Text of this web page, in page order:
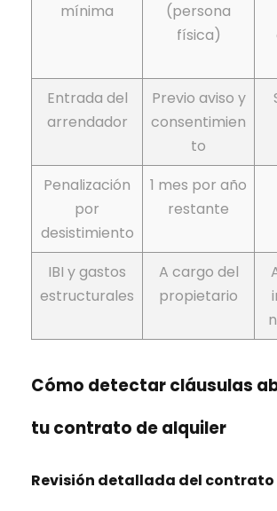
mínima
(persona
física)
Entrada del
arrendador
Previo aviso y
consentimien
to
Penalización
por
desistimiento
1 mes por año
restante
IBI y gastos
estructurales
A cargo del
propietario
Cómo detectar cláusulas
tu contrato de alquiler
Revisión detallada del contrato